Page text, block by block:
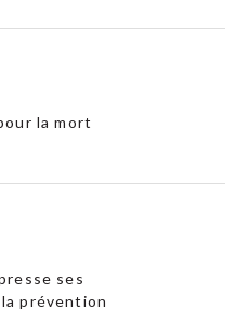
la mort
ses
prévention